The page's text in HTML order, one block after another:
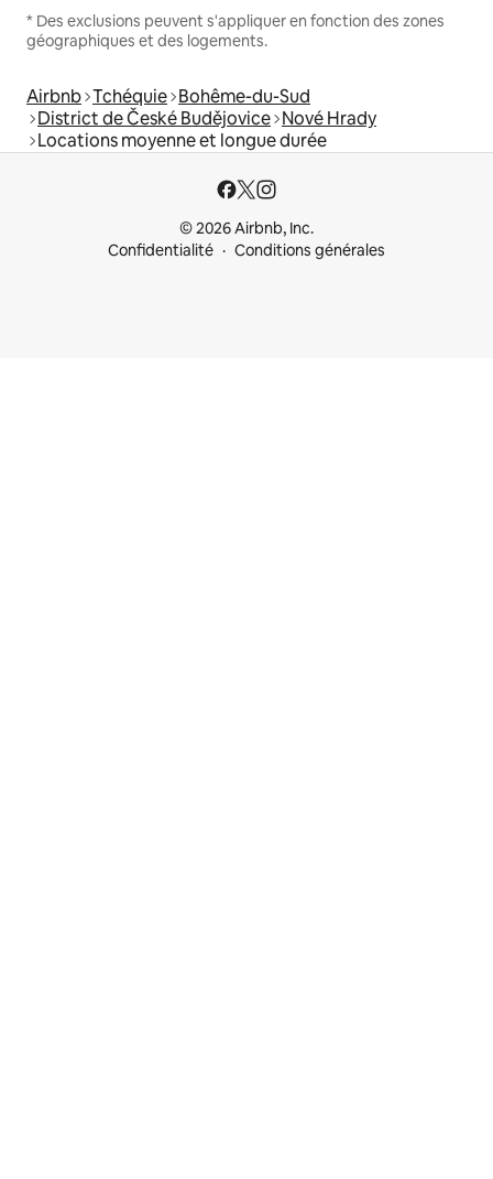
* Des exclusions peuvent s'appliquer en fonction des zones
géographiques et des logements.
Airbnb Tchéquie Bohême-du-Sud
District de České Budějovice Nové Hrady
Locations moyenne et longue durée
© 2026 Airbnb, Inc.
Confidentialité
Conditions générales